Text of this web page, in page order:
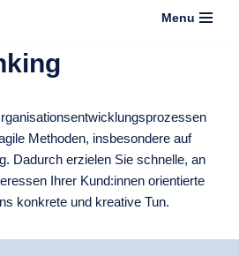
Menu
Methoden, insbesondere auf
Dadurch erzielen Sie schnelle, an
Ihrer Kund:innen orientierte
konkrete und kreative Tun.